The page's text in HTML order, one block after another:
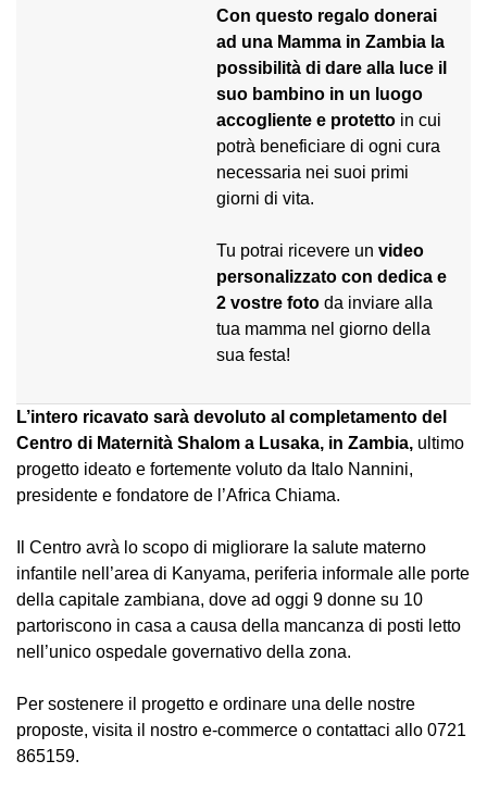
Con questo regalo donerai
ad una Mamma in Zambia la
possibilità di dare alla luce il
suo bambino in un luogo
accogliente e protetto in cui
potrà beneficiare di ogni cura
necessaria nei suoi primi
giorni di vita.
Tu potrai ricevere un video
personalizzato con dedica e
2 vostre foto da inviare alla
tua mamma nel giorno della
sua festa!
L’intero ricavato sarà devoluto al completamento del
Centro di Maternità Shalom a Lusaka, in Zambia, ultimo
progetto ideato e fortemente voluto da Italo Nannini,
presidente e fondatore de l’Africa Chiama.
Il Centro avrà lo scopo di migliorare la salute materno
infantile nell’area di Kanyama, periferia informale alle porte
della capitale zambiana, dove ad oggi 9 donne su 10
partoriscono in casa a causa della mancanza di posti letto
nell’unico ospedale governativo della zona.
Per sostenere il progetto e ordinare una delle nostre
proposte, visita il nostro e-commerce o contattaci allo 0721
865159.